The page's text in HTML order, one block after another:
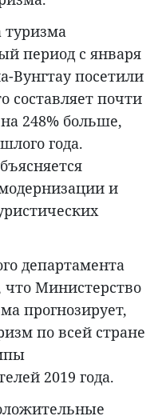
период с января
Вунгтау посетили
составляет почти
248% больше,
года.
и
департамента
что Министерство
прогнозирует,
по всей стране
2019 года.